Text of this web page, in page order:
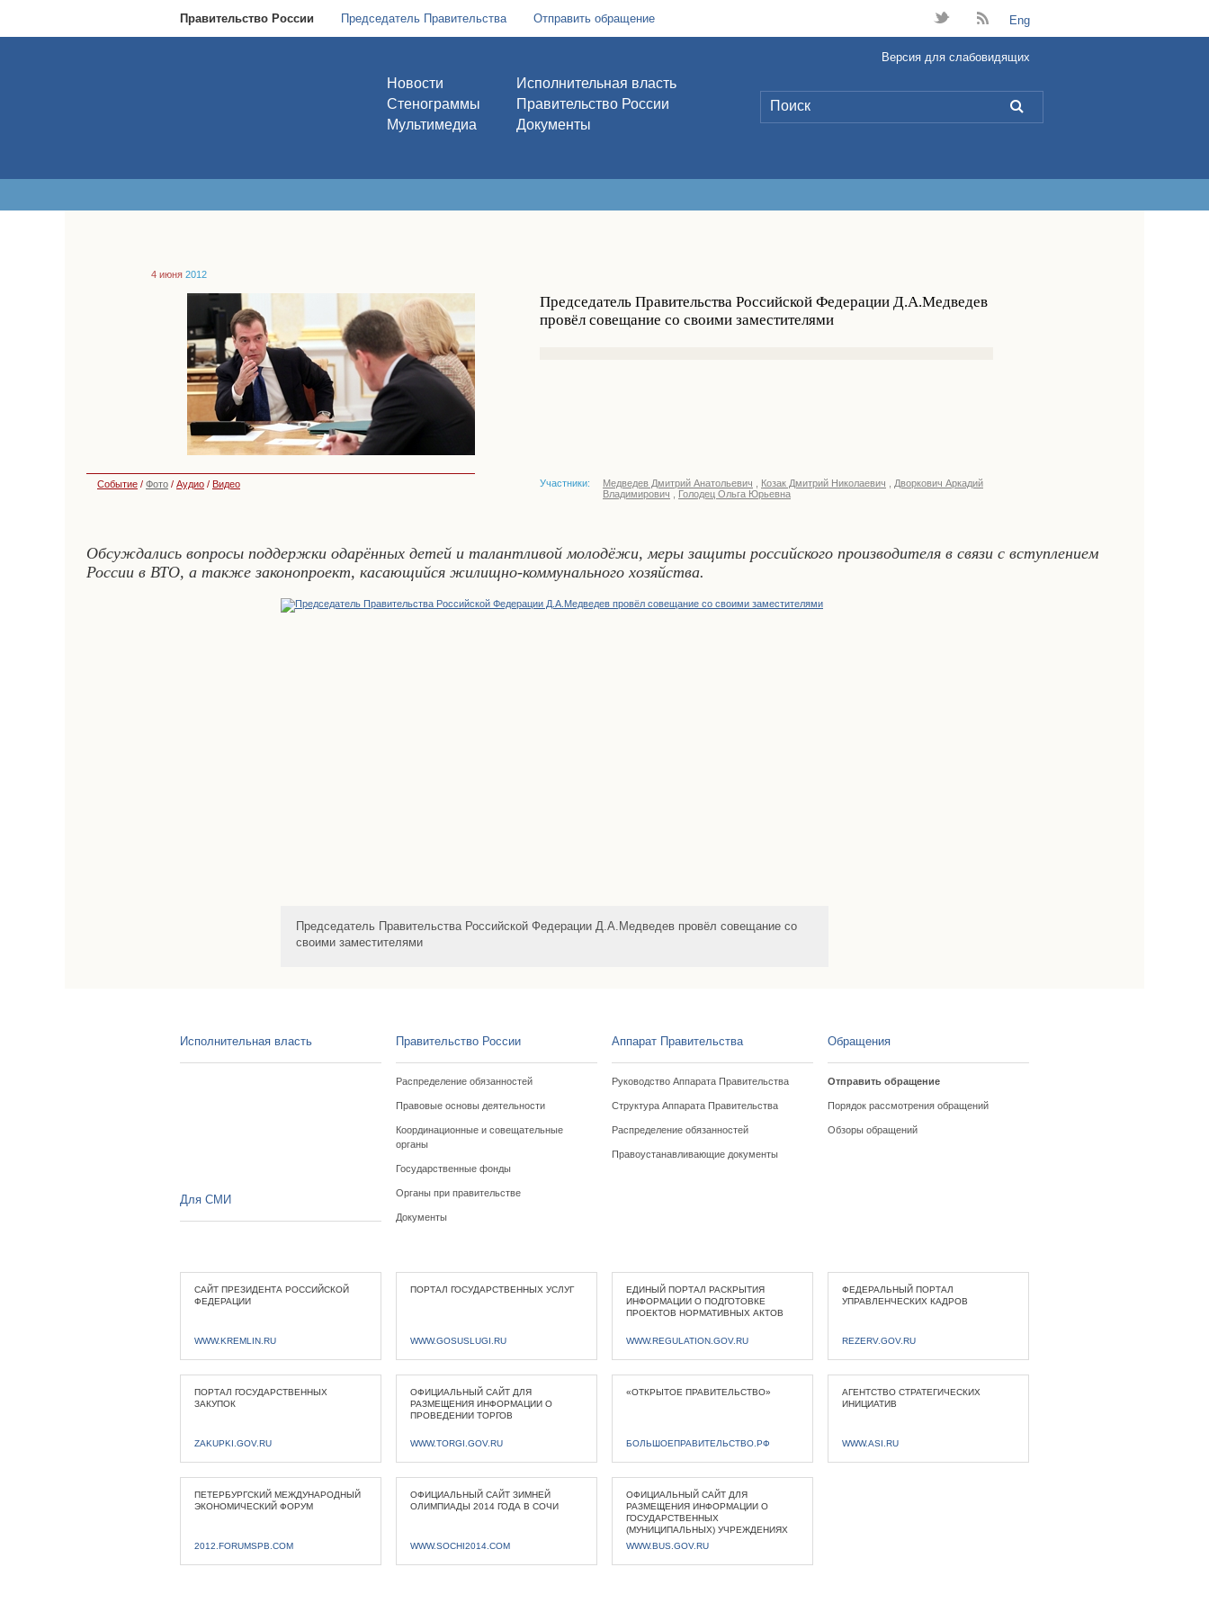
Правительство России Председатель Правительства Отправить обращение t B Eng
Новости
Стенограммы
Мультимедиа
Исполнительная власть
Правительство России
Документы
L
Версия для слабовидящих
4 июня 2012
Председатель Правительства Российской Федерации Д.А.Медведев
провёл совещание со своими заместителями
Событие / Фото / Аудио / Видео Участники: Медведев Дмитрий Анатольевич Козак Дмитрий Николаевич
Дворкович Аркадий
Владимирович
Голодец Ольга Юрьевна
Обсуждались вопросы поддержки одарённых детей и талантливой молодёжи, меры защиты российского производителя в связи с вступлением
России в ВТО, а также законопроект, касающийся жилищно-коммунального хозяйства.
Председатель Правительства Российской Федерации Д.А.Медведев провёл совещание со
своими заместителями
Исполнительная власть Правительство России
Распределение обязанностей
Правовые основы деятельности
Координационные и совещательные
органы
Государственные фонды
Органы при правительстве
Документы
Аппарат Правительства
Руководство Аппарата Правительства
Структура Аппарата Правительства
Распределение обязанностей
Правоустанавливающие документы
Обращения
Отправить обращение
Порядок рассмотрения обращений
Обзоры обращений
Для СМИ
САЙТ ПРЕЗИДЕНТА РОССИЙСКОЙ
ФЕДЕРАЦИИ
WWW.KREMLIN.RU
ПОРТАЛ ГОСУДАРСТВЕННЫХ УСЛУГ
WWW.GOSUSLUGI.RU
ЕДИНЫЙ ПОРТАЛ РАСКРЫТИЯ
ИНФОРМАЦИИ О ПОДГОТОВКЕ
ПРОЕКТОВ НОРМАТИВНЫХ АКТОВ
WWW.REGULATION.GOV.RU
ФЕДЕРАЛЬНЫЙ ПОРТАЛ
УПРАВЛЕНЧЕСКИХ КАДРОВ
REZERV.GOV.RU
ПОРТАЛ ГОСУДАРСТВЕННЫХ
ЗАКУПОК
ZAKUPKI.GOV.RU
ОФИЦИАЛЬНЫЙ САЙТ ДЛЯ
РАЗМЕЩЕНИЯ ИНФОРМАЦИИ О
ПРОВЕДЕНИИ ТОРГОВ
WWW.TORGI.GOV.RU
«ОТКРЫТОЕ ПРАВИТЕЛЬСТВО»
БОЛЬШОЕПРАВИТЕЛЬСТВО.РФ
АГЕНТСТВО СТРАТЕГИЧЕСКИХ
ИНИЦИАТИВ
WWW.ASI.RU
ПЕТЕРБУРГСКИЙ МЕЖДУНАРОДНЫЙ
ЭКОНОМИЧЕСКИЙ ФОРУМ
2012.FORUMSPB.COM
ОФИЦИАЛЬНЫЙ САЙТ ЗИМНЕЙ
ОЛИМПИАДЫ 2014 ГОДА В СОЧИ
WWW.SOCHI2014.COM
ОФИЦИАЛЬНЫЙ САЙТ ДЛЯ
РАЗМЕЩЕНИЯ ИНФОРМАЦИИ О
ГОСУДАРСТВЕННЫХ
(МУНИЦИПАЛЬНЫХ) УЧРЕЖДЕНИЯХ
WWW.BUS.GOV.RU